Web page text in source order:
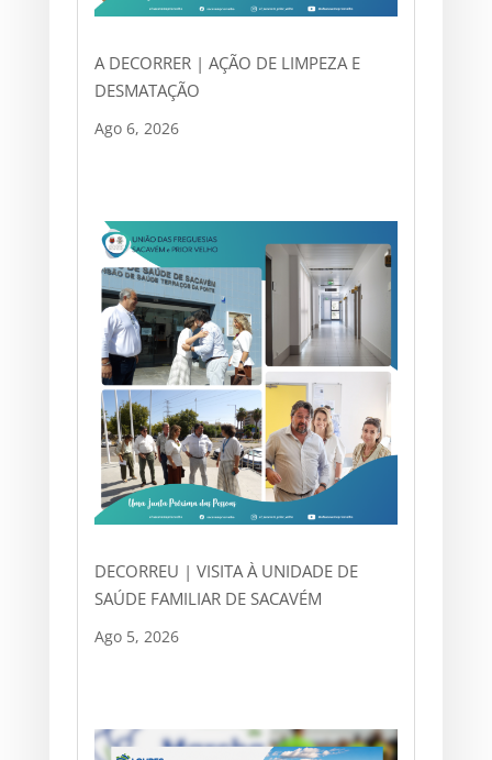
A DECORRER | AÇÃO DE LIMPEZA E
DESMATAÇÃO
Ago 6, 2026
DECORREU | VISITA À UNIDADE DE
SAÚDE FAMILIAR DE SACAVÉM
Ago 5, 2026